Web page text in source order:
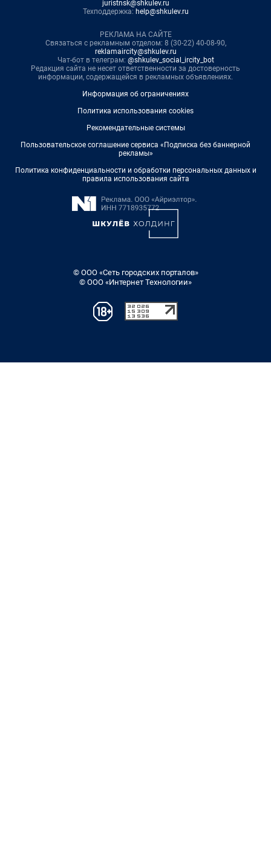
juristnsk@shkulev.ru
Техподдержка: help@shkulev.ru
РЕКЛАМА НА САЙТЕ
Связаться с рекламным отделом: 8 (30-22) 40-08-90,
reklamaircity@shkulev.ru
Чат-бот в телеграм: @shkulev_social_ircity_bot
Редакция сайта не несет ответственности за достоверность
информации, содержащейся в рекламных объявлениях.
Информация об ограничениях
Политика использования cookies
Рекомендательные системы
Пользовательское соглашение сервиса «Подписка без баннерной
рекламы»
Политика конфиденциальности и обработки персональных данных и
правила использования сайта
© ООО «Сеть городских порталов»
© ООО «Интернет Технологии»